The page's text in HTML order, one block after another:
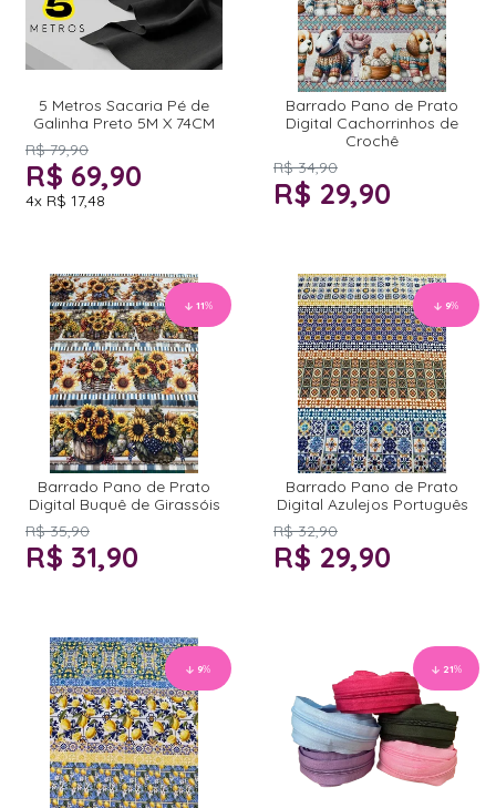
5 Metros Sacaria Pé de
Galinha Preto 5M X 74CM
R$ 79,90
R$ 69,90
4x R$ 17,48
Barrado Pano de Prato
Digital Cachorrinhos de
Crochê
R$ 34,90
R$ 29,90
11%
Barrado Pano de Prato
Digital Buquê de Girassóis
R$ 35,90
R$ 31,90
9%
Barrado Pano de Prato
Digital Azulejos Português
R$ 32,90
R$ 29,90
9% 21%